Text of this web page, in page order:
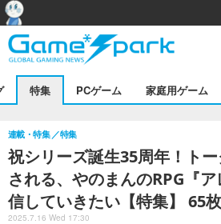
特集 PCゲーム 家庭用ゲーム
祝シリーズ誕生35周年！ト
される、やのまんのRPG『
信していきたい【特集】 65
連載・特集 特集
2025.7.16 Wed 17:30